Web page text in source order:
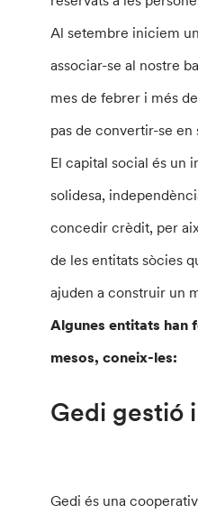
Al setembre iniciem
associar-se al nostre
mes de febrer i més
pas de convertir-se en
El capital social és un
solidesa,
concedir crèdit, per
de les entitats sòcies
ajuden a construir un
Algunes entitats han
mesos, coneix-les:
Gedi gestió
Gedi és una